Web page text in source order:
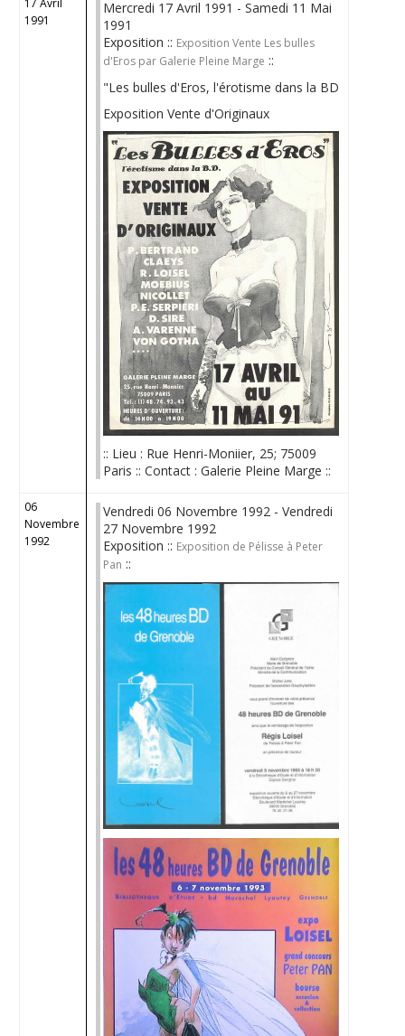
17 Avril
1991
Mercredi 17 Avril 1991 - Samedi 11 Mai
1991
Exposition :: Exposition Vente Les bulles
d'Eros par Galerie Pleine Marge ::
"Les bulles d'Eros, l'érotisme dans la BD
Exposition Vente d'Originaux
:: Lieu : Rue Henri-Moniier, 25; 75009
Paris :: Contact : Galerie Pleine Marge ::
06
Novembre
1992
Vendredi 06 Novembre 1992 - Vendredi
27 Novembre 1992
Exposition :: Exposition de Pélisse à Peter
Pan ::